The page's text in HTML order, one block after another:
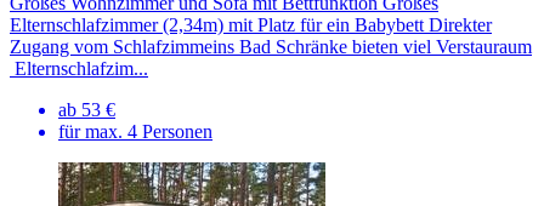
Elternschlafzimmer (2,34m) mit Platz für ein Babybett Direkter
Zugang vom Schlafzimmeins Bad Schränke bieten viel Verstauraum
Elternschlafzim...
ab 53 €
für max. 4 Personen